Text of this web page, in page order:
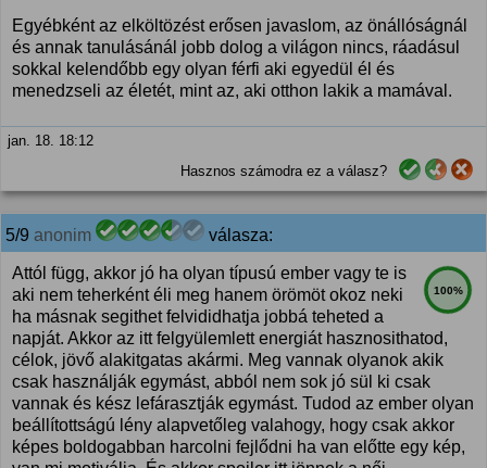
Egyébként az elköltözést erősen javaslom, az önállóságnál
és annak tanulásánál jobb dolog a világon nincs, ráadásul
sokkal kelendőbb egy olyan férfi aki egyedül él és
menedzseli az életét, mint az, aki otthon lakik a mamával.
jan. 18. 18:12
Hasznos számodra ez a válasz?
5/9 anonim válasza:
100%
Attól függ, akkor jó ha olyan típusú ember vagy te is
aki nem teherként éli meg hanem örömöt okoz neki
ha másnak segithet felvididhatja jobbá teheted a
napját. Akkor az itt felgyülemlett energiát hasznosithatod,
célok, jövő alakitgatas akármi. Meg vannak olyanok akik
csak használják egymást, abból nem sok jó sül ki csak
vannak és kész lefárasztják egymást. Tudod az ember olyan
beállítottságú lény alapvetőleg valahogy, hogy csak akkor
képes boldogabban harcolni fejlődni ha van előtte egy kép,